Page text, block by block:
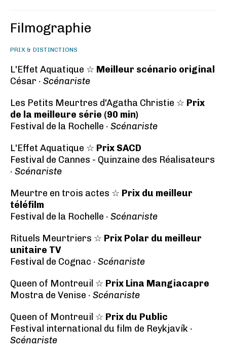
Filmographie
PRIX & DISTINCTIONS
L'Effet Aquatique ☆ Meilleur scénario original
César · Scénariste
Les Petits Meurtres d'Agatha Christie ☆ Prix
de la meilleure série (90 min)
Festival de la Rochelle · Scénariste
L'Effet Aquatique ☆ Prix SACD
Festival de Cannes - Quinzaine des Réalisateurs
· Scénariste
Meurtre en trois actes ☆ Prix du meilleur
téléfilm
Festival de la Rochelle · Scénariste
Rituels Meurtriers ☆ Prix Polar du meilleur
unitaire TV
Festival de Cognac · Scénariste
Queen of Montreuil ☆ Prix Lina Mangiacapre
Mostra de Venise · Scénariste
Queen of Montreuil ☆ Prix du Public
Festival international du film de Reykjavík ·
Scénariste